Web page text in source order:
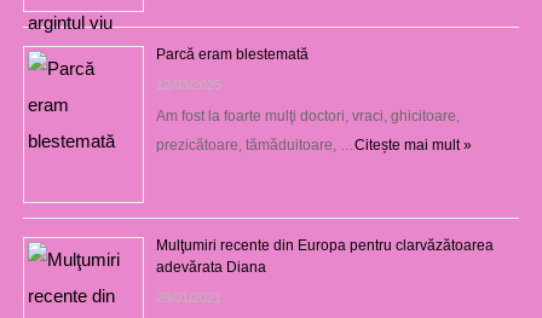
Parcă eram blestemată
12/03/2025
Am fost la foarte mulţi doctori, vraci, ghicitoare,
prezicătoare, tămăduitoare, … Citește mai mult »
Mulţumiri recente din Europa pentru clarvăzătoarea
adevărata Diana
29/01/2021